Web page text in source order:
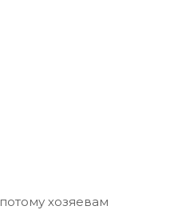
хозяевам